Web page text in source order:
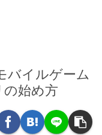
バイルゲーム
の始め方